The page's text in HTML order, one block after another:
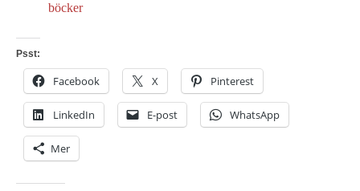
böcker
Psst:
Facebook X Pinterest
LinkedIn E-post WhatsApp
Mer